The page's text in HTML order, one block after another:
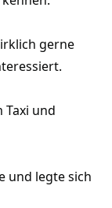
gerne
Taxi und
und legte sich